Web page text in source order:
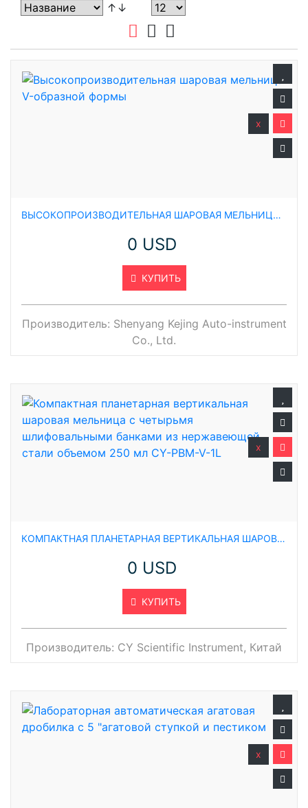
↑↓
ВЫСОКОПРОИЗВОДИТЕЛЬНАЯ ШАРОВАЯ МЕЛЬНИЦА V-ОБРАЗНОЙ ФОРМЫ
0 USD
КУПИТЬ
x
Производитель: Shenyang Kejing Auto-instrument
Co., Ltd.
КОМПАКТНАЯ ПЛАНЕТАРНАЯ ВЕРТИКАЛЬНАЯ ШАРОВАЯ МЕЛЬНИЦА С ЧЕТЫРЬМЯ ШЛИФОВАЛЬНЫМИ БАНКАМИ ИЗ НЕРЖАВЕЮЩЕЙ СТАЛИ ОБЪЕМОМ 250 МЛ CY-PBM-V-1L
0 USD
КУПИТЬ
x
Производитель: CY Scientific Instrument, Китай
x